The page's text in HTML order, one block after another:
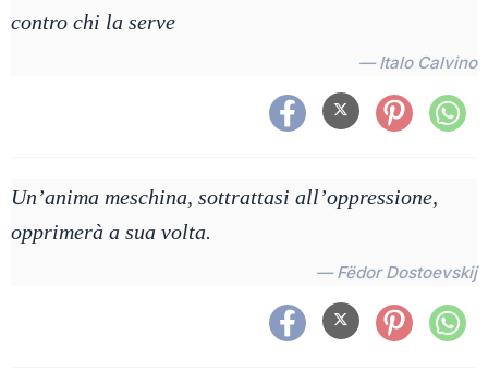
contro chi la serve
— Italo Calvino
Un’anima meschina, sottrattasi all’oppressione,
opprimerà a sua volta.
— Fëdor Dostoevskij